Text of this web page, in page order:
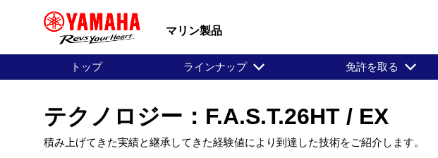
マリン製品
トップ ラインナップ 免許を取る
テクノロジー：F.A.S.T.26HT / EX
積み上げてきた実績と継承してきた経験値により到達した技術をご紹介します。